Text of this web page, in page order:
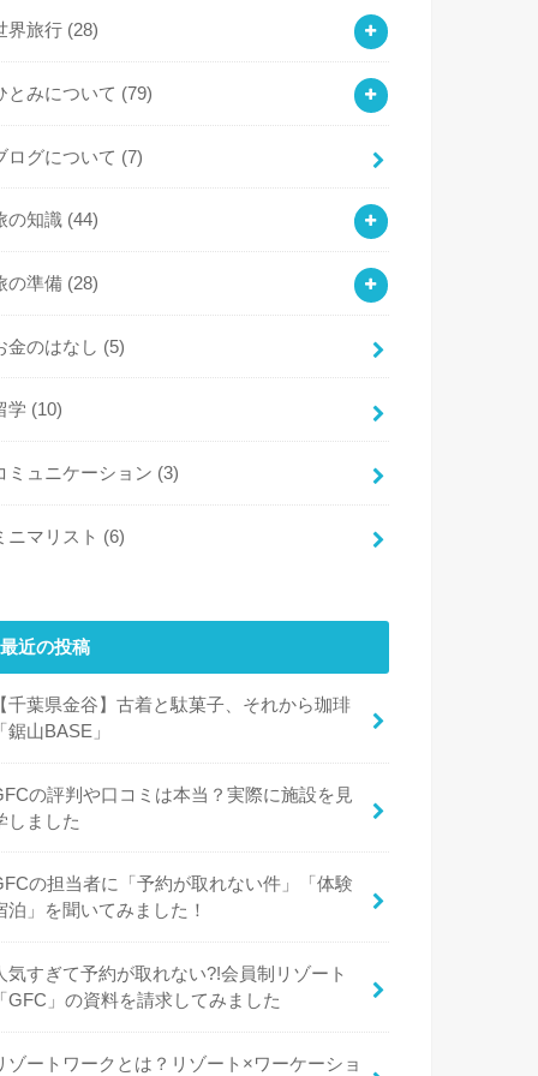
界旅行 (28)
とみについて (79)
ログについて (7)
の知識 (44)
の準備 (28)
金のはなし (5)
学 (10)
ミュニケーション (3)
ニマリスト (6)
最近の投稿
【千葉県金谷】古着と駄菓子、それから珈琲
「鋸山BASE」
の評判や口コミは本当？実際に施設を見
しました
の担当者に「予約が取れない件」「体験
泊」を聞いてみました！
気すぎて予約が取れない?!会員制リゾート
「GFC」の資料を請求してみました
ゾートワークとは？リゾート×ワーケーショ